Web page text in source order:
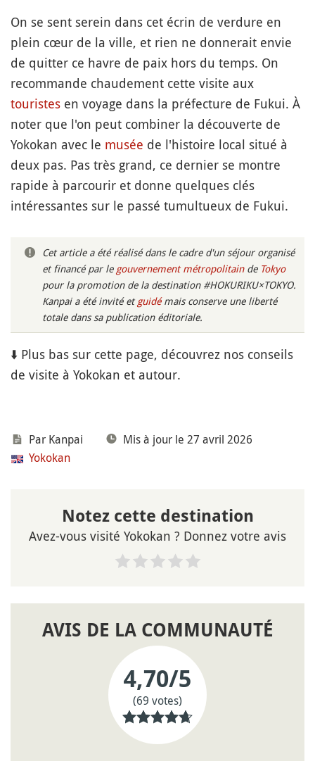
On se sent serein dans cet écrin de verdure en
plein cœur de la ville, et rien ne donnerait envie
de quitter ce havre de paix hors du temps. On
recommande chaudement cette visite aux
touristes en voyage dans la préfecture de Fukui. À
noter que l'on peut combiner la découverte de
Yokokan avec le musée de l'histoire local situé à
deux pas. Pas très grand, ce dernier se montre
rapide à parcourir et donne quelques clés
intéressantes sur le passé tumultueux de Fukui.
Cet article a été réalisé dans le cadre d'un séjour organisé
et financé par le gouvernement métropolitainde Tokyo
pour la promotion de la destination #HOKURIKU×TOKYO.
Kanpai a été invité et guidémais conserve une liberté
totale dans sa publication éditoriale.
⬇️ Plus bas sur cette page, découvrez nos conseils
de visite à Yokokan et autour.
Par Kanpai
Mis à jour le 27 avril 2026
Yokokan
Notez cette destination
Avez-vous visité Yokokan ? Donnez votre avis
AVIS DE LA COMMUNAUTÉ
4,70/5
(69 votes)